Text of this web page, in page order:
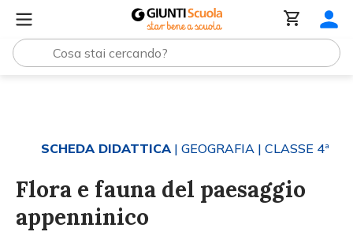
SCHEDA DIDATTICA| GEOGRAFIA | CLASSE 4ª
Flora e fauna del paesaggio
appenninico